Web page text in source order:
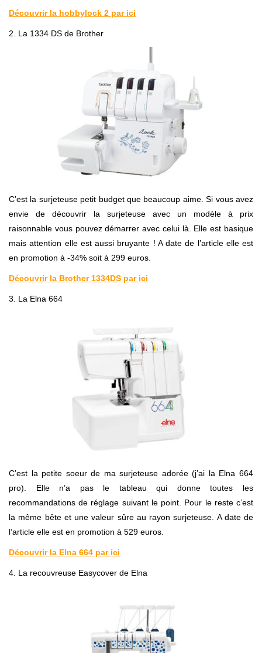
Découvrir la hobbylock 2 par ici
2. La 1334 DS de Brother
C’est la surjeteuse petit budget que beaucoup aime. Si vous avez
envie de découvrir la surjeteuse avec un modèle à prix
raisonnable vous pouvez démarrer avec celui là. Elle est basique
mais attention elle est aussi bruyante ! A date de l’article elle est
en promotion à -34% soit à 299 euros.
Découvrir la Brother 1334DS par ici
3. La Elna 664
C’est la petite soeur de ma surjeteuse adorée (j’ai la Elna 664
pro). Elle n’a pas le tableau qui donne toutes les
recommandations de réglage suivant le point. Pour le reste c’est
la même bête et une valeur sûre au rayon surjeteuse. A date de
l’article elle est en promotion à 529 euros.
Découvrir la Elna 664 par ici
4. La recouvreuse Easycover de Elna